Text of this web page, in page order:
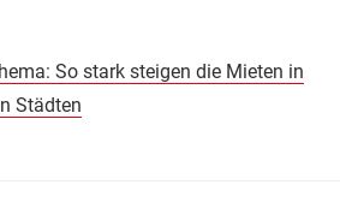
So stark steigen die Mieten in
Städten